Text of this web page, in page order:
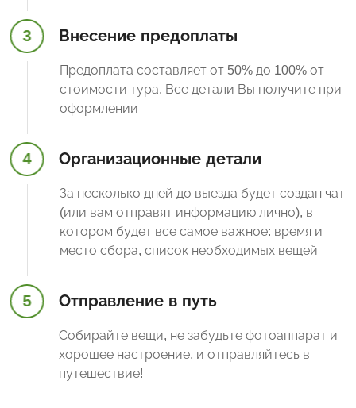
3 Внесение предоплаты
Предоплата составляет от 50% до 100% от
стоимости тура. Все детали Вы получите при
оформлении
4 Организационные детали
За несколько дней до выезда будет создан чат
(или вам отправят информацию лично), в
котором будет все самое важное: время и
место сбора, список необходимых вещей
5 Отправление в путь
Собирайте вещи, не забудьте фотоаппарат и
хорошее настроение, и отправляйтесь в
путешествие!